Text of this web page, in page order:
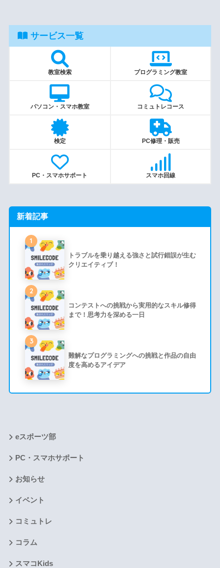
サービス一覧
教室検索 プログラミング教室
パソコン・スマホ教室 コミュトレコース
検定 PC修理・販売
PC・スマホサポート スマホ回線
新着記事
1
トラブルを乗り越える強さと試行錯誤が生む
クリエイティブ！
2
コンテストへの挑戦から実用的なスキル修得
まで！思考力を深める一日
3
難解なプログラミングへの挑戦と作品の自由
度を高めるアイデア
eスポーツ部
PC・スマホサポート
お知らせ
イベント
コミュトレ
コラム
スマコKids